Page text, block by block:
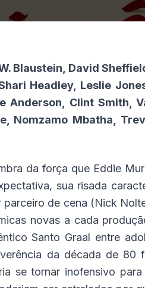
Blaustein, David
Headley, Leslie
Anderson, Clint Smith,
Nomzamo Mbatha,
da força que Eddie
sua risada
de cena (Nick
novas a cada
Santo Graal entre
da década de 80
se tornar inofensivo